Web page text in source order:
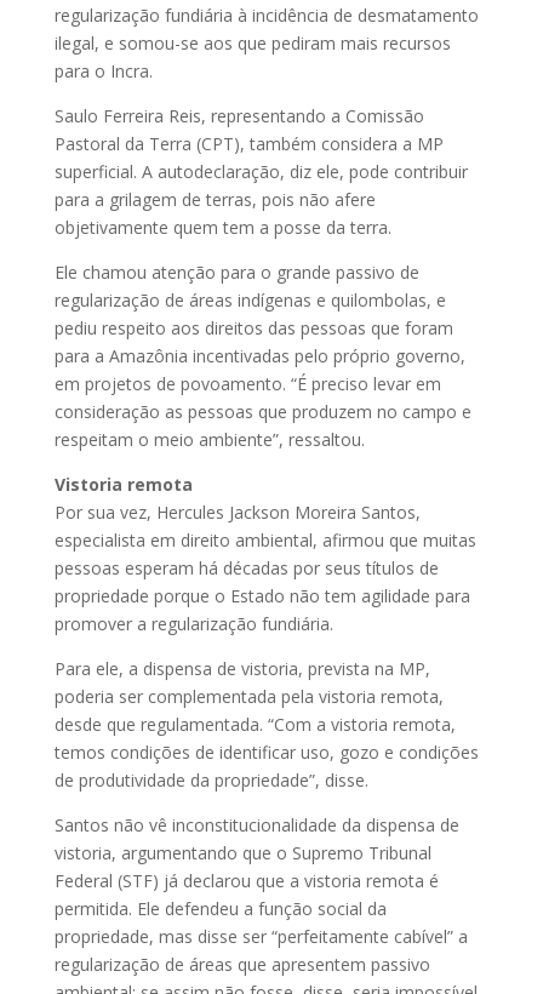
regularização fundiária à incidência de desmatamento
ilegal, e somou-se aos que pediram mais recursos
para o Incra.
Saulo Ferreira Reis, representando a Comissão
Pastoral da Terra (CPT), também considera a MP
superficial. A autodeclaração, diz ele, pode contribuir
para a grilagem de terras, pois não afere
objetivamente quem tem a posse da terra.
Ele chamou atenção para o grande passivo de
regularização de áreas indígenas e quilombolas, e
pediu respeito aos direitos das pessoas que foram
para a Amazônia incentivadas pelo próprio governo,
em projetos de povoamento. “É preciso levar em
consideração as pessoas que produzem no campo e
respeitam o meio ambiente”, ressaltou.
Vistoria remota
Por sua vez, Hercules Jackson Moreira Santos,
especialista em direito ambiental, afirmou que muitas
pessoas esperam há décadas por seus títulos de
propriedade porque o Estado não tem agilidade para
promover a regularização fundiária.
Para ele, a dispensa de vistoria, prevista na MP,
poderia ser complementada pela vistoria remota,
desde que regulamentada. “Com a vistoria remota,
temos condições de identificar uso, gozo e condições
de produtividade da propriedade”, disse.
Santos não vê inconstitucionalidade da dispensa de
vistoria, argumentando que o Supremo Tribunal
Federal (STF) já declarou que a vistoria remota é
permitida. Ele defendeu a função social da
propriedade, mas disse ser “perfeitamente cabível” a
regularização de áreas que apresentem passivo